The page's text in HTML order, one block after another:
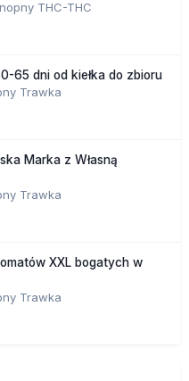
THC-THC
65 dni od kiełka do zbioru
Trawka
Marka z Własną
Trawka
XXL bogatych w
Trawka